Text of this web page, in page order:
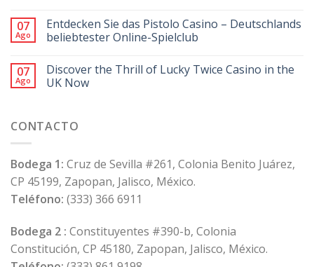
07
Ago
Entdecken Sie das Pistolo Casino – Deutschlands
beliebtester Online-Spielclub
07
Ago
Discover the Thrill of Lucky Twice Casino in the
UK Now
CONTACTO
Bodega 1: Cruz de Sevilla #261, Colonia Benito Juárez,
CP 45199, Zapopan, Jalisco, México.
Teléfono: (333) 366 6911
Bodega 2 : Constituyentes #390-b, Colonia
Constitución, CP 45180, Zapopan, Jalisco, México.